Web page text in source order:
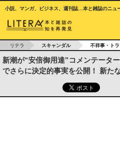
小説、マンガ、ビジネス、週刊誌…本と雑誌のニュ
リテラ スキャンダル 不祥事・ト
新潮が“安倍御用達”コメンテータ
でさらに決定的事実を公開！ 新た